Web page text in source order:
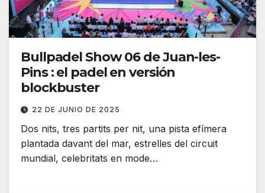
Bullpadel Show 06 de Juan-les-
Pins : el padel en versión
blockbuster
22 DE JUNIO DE 2025
Dos nits, tres partits per nit, una pista efímera
plantada davant del mar, estrelles del circuit
mundial, celebritats en mode…